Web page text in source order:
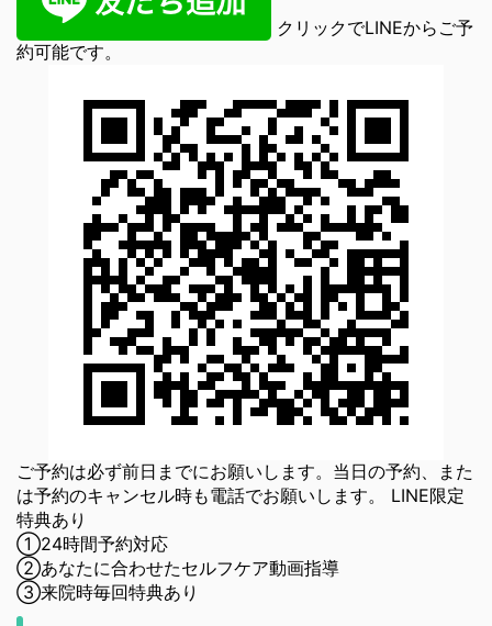
クリックでLINEからご予
約可能です。
ご予約は必ず前日までにお願いします。当日の予約、また
は予約のキャンセル時も電話でお願いします。 LINE限定
特典あり
①24時間予約対応
②あなたに合わせたセルフケア動画指導
③来院時毎回特典あり